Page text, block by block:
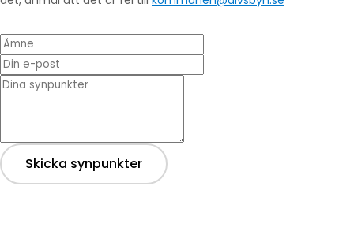
Ämne
Din e-post
* Dina synpunkter
Skicka synpunkter